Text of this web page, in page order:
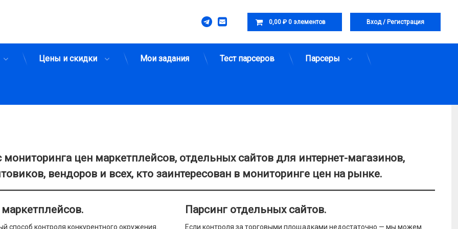
Telegram
E-mailКорзина
0,00 ₽ 0 элементов Вход/ Регистрация
Цены и скидки Мои задания Тест парсеров Парсеры
мониторинга цен маркетплейсов, отдельных сайтов для интернет-магазинов,
вендоров и всех, кто заинтересован в мониторинге цен на рынке.
способ контроля конкурентного окружения.
Парсинг отдельных сайтов.
Если контроля за торговыми площадками недостаточно — мы можем